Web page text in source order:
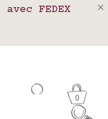
!
FEDEX
France,
0